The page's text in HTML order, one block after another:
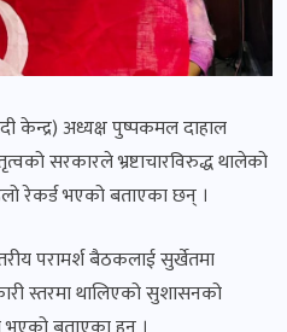
केन्द्र) अध्यक्ष पुष्पकमल दाहाल
सरकारले भ्रष्टाचारविरुद्ध थालेको
रेकर्ड भएको बताएका छन् ।
परामर्श बैठकलाई सुर्खेतमा
स्तरमा थालिएको सुशासनको